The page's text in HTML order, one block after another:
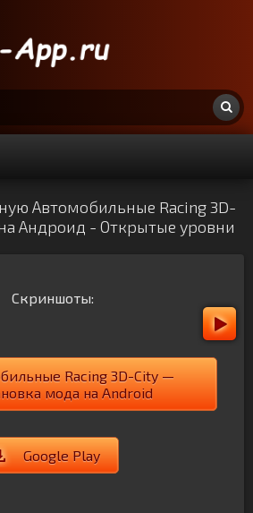
Автомобильные Racing 3D-
Андроид - Открытые уровни
Скриншоты:
Racing 3D-City —
мода на Android
Google Play